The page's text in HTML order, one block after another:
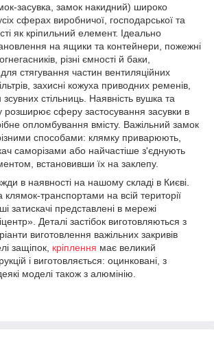
засувка, замок накидний) широко
сферах виробничої, господарської та
як кріпильний елемент. Ідеально
на ящики та контейнери, пожежні
різні ємності й баки,
стягування частин вентиляційних
захисні кожуха приводних ременів,
стільниць. Наявність вушка та
розширює сферу застосування засувки в
опломбування вмісту. Важільний замок
способами: клямку приварюють,
саморізами або найчастіше з'єднують
встановивши їх на заклепу.
в наявності на нашому складі в Києві.
транспортами на всій території
затискачі представлені в мережі
Деталі застібок виготовляються з
виготовлення важільних закривів
защіпок, кріплення має великий
і виготовляється: оцинковані, з
моделі також з алюмінію.